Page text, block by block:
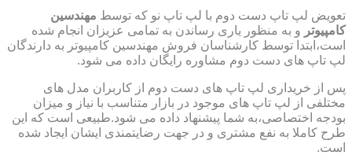
تعویض لپ تاپ دست دوم با لپ تاپ نو که توسط مهندسین
کامپیوتر و به منظور یاری رساندن به تمامی عزیزان انجام شده
است،ابتدا توسط کارشناسان فروش مهندسین کامپیوتر به دارندگان
لپ تاپ های دست دوم مشاوره رایگان داده می شود.
پس از خریداری لپ تاپ های دست دوم از کاربران مدل های
مختلفی از لپ تاپ های موجود در بازار متناسب با نیاز و میزان
بودجه اختصاصی،به شما پیشنهاد داده می شود.طبیعی است که این
طرح کاملا به نفع مشتری و در جهت رضایتمندی ایشان ایجاد شده
است.